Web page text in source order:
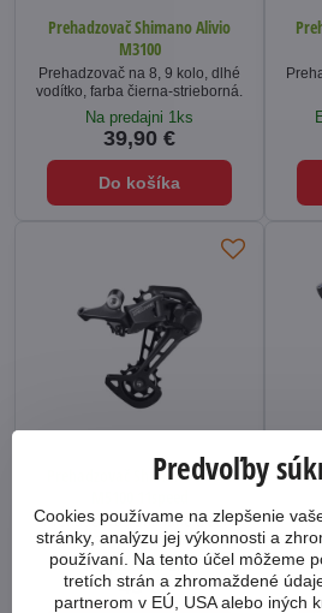
Prehadzovač Shimano Alivio
M3100
Prehadzovač na 8, 9 kolo, dlhé
vodítko, farba čierna-strieborná.
Na predajni 1ks
39,90 €
Do košíka
Prehadzovač Shimano Deore
Prehadzovač Shimano Deore
M5100 na 11 rýchlostnú kazetu.
Na predajni 1ks
43 €
Predvoľby
Cookies používame na zlepšenie
stránky, analýzu jej výkonnosti a
používaní. Na tento účel môžeme
tretích strán a zhromaždené
partnerom v EÚ, USA alebo iných